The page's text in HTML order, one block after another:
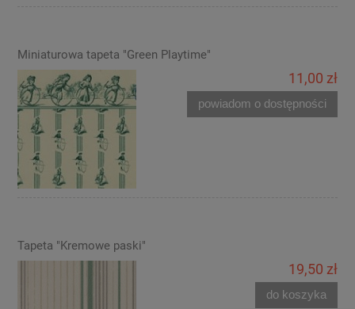
Miniaturowa tapeta "Green Playtime"
11,00 zł
powiadom o dostępności
Tapeta "Kremowe paski"
19,50 zł
do koszyka